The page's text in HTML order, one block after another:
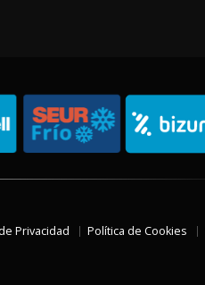
Privacidad Política de Cookies